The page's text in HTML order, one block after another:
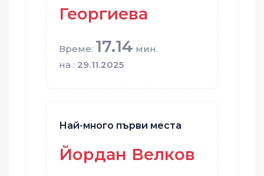
Георгиева
Време: 17.14 мин.
на : 29.11.2025
Най-много първи места
Йордан Велков